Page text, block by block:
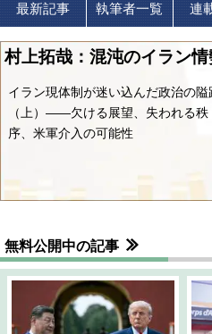
最新記事 執筆者一覧 連
村上拓哉：混沌のイラン情
イラン現体制が迷い込んだ政治の隘
（上）――欠ける展望、失われる秩
序、米軍介入の可能性
無料公開中の記事